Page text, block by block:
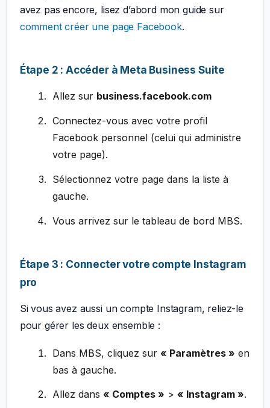
avez pas encore, lisez d’abord mon guide sur
comment créer une page Facebook.
Étape 2 : Accéder à Meta Business Suite
Allez sur business.facebook.com
Connectez-vous avec votre profil
Facebook personnel (celui qui administre
votre page).
Sélectionnez votre page dans la liste à
gauche.
Vous arrivez sur le tableau de bord MBS.
Étape 3 : Connecter votre compte Instagram
pro
Si vous avez aussi un compte Instagram, reliez-le
pour gérer les deux ensemble :
Dans MBS, cliquez sur « Paramètres » en
bas à gauche.
Allez dans « Comptes » > « Instagram ».